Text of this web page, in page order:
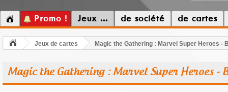
Promo ! Jeux ... de société de cartes
Jeux de cartes Magic the Gathering : Marvel Super Heroes -
Magic the Gathering : Marvel Super Heroes -